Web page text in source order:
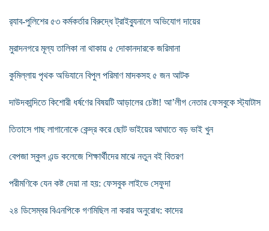
র‌্যাব-পুলিশের ৫৩ কর্মকর্তার বিরুদ্ধে ট্রাইব্যুনালে অভিযোগ দায়ের
মুরাদনগরে মূল্য তালিকা না থাকায় ৫ দোকানদারকে জরিমানা
কুমিল্লায় পৃথক অভিযানে বিপুল পরিমাণ মাদকসহ ৫ জন আটক
দাউদকান্দিতে কিশোরী ধর্ষণের বিষয়টি আড়ালের চেষ্টা! আ’লীগ নেতার ফেসবুকে স্ট্যাটাস
তিতাসে গাছ লাগানোকে কেন্দ্র করে ছোট ভাইয়ের আঘাতে বড় ভাই খুন
বেপজা স্কুল এন্ড কলেজে শিক্ষার্থীদের মাঝে নতুন বই বিতরণ
পরীমণিকে যেন কষ্ট দেয়া না হয়: ফেসবুক লাইভে সেফুদা
২৪ ডিসেম্বর বিএনপিকে গণমিছিল না করার অনুরোধ: কাদের